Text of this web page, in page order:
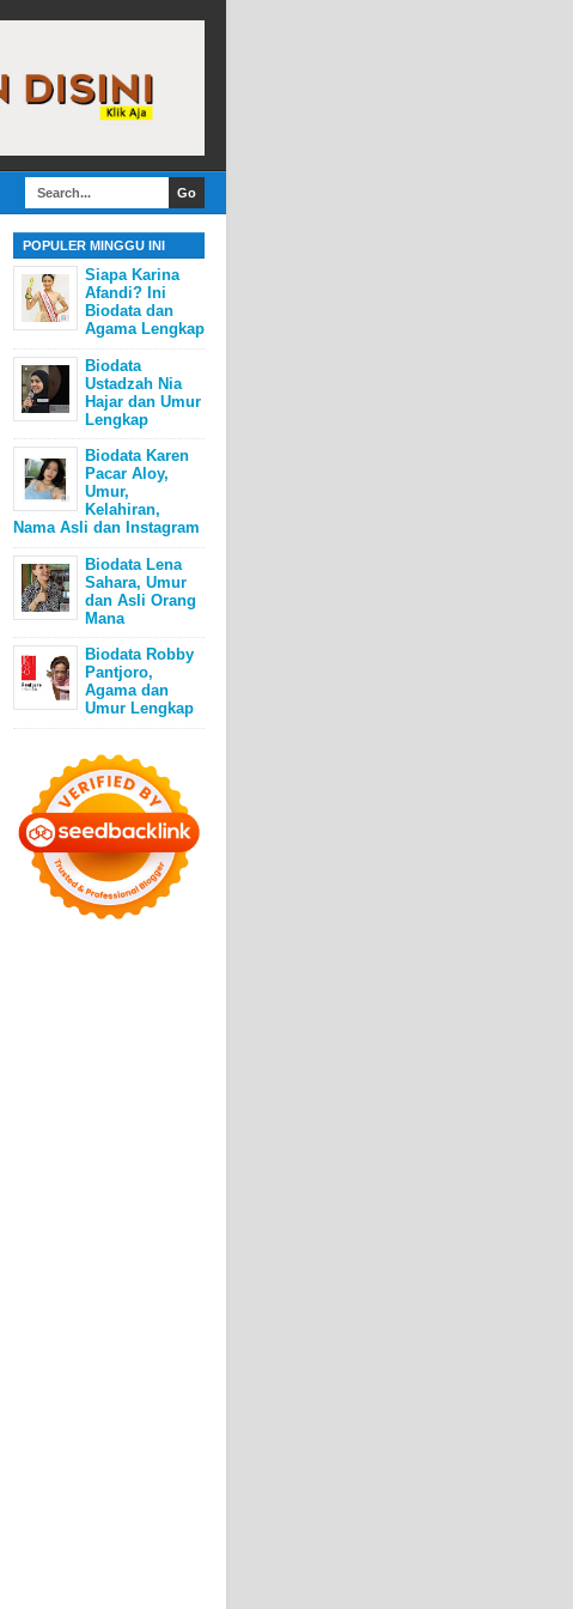
POPULER MINGGU INI
Siapa Karina
Afandi? Ini
Biodata dan
Agama Lengkap
Biodata
Ustadzah Nia
Hajar dan Umur
Lengkap
Biodata Karen
Pacar Aloy,
Umur,
Kelahiran,
Nama Asli dan Instagram
Biodata Lena
Sahara, Umur
dan Asli Orang
Mana
Biodata Robby
Pantjoro,
Agama dan
Umur Lengkap